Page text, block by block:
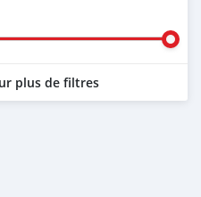
plus de filtres